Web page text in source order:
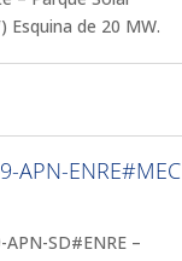
Esquina de 20 MW.
APN-ENRE#MEC
SD#ENRE –